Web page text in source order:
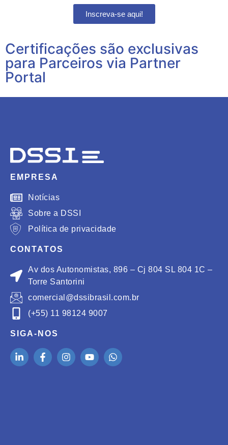
Inscreva-se aqui!
Certificações são exclusivas
para Parceiros via Partner
Portal
EMPRESA
Notícias
Sobre a DSSI
Política de privacidade
CONTATOS
Av dos Autonomistas, 896 – Cj 804 SL 804 1C –
Torre Santorini
comercial@dssibrasil.com.br
(+55) 11 98124 9007
SIGA-NOS